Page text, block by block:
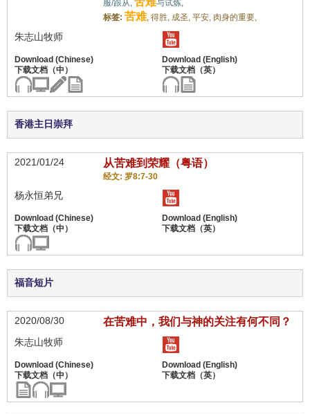
服/跟从,
与试炼,
标签: 苦难, 得胜, 成圣, 平安, 肉身的重要,
朱志山牧师
香港主日崇拜
2021/01/24 从苦难到荣耀（粤语）
经文: 罗8:7-30
杨永恒弟兄
福音短片
2020/08/30 在苦难中，我们与神的关注有何不同？
朱志山牧师